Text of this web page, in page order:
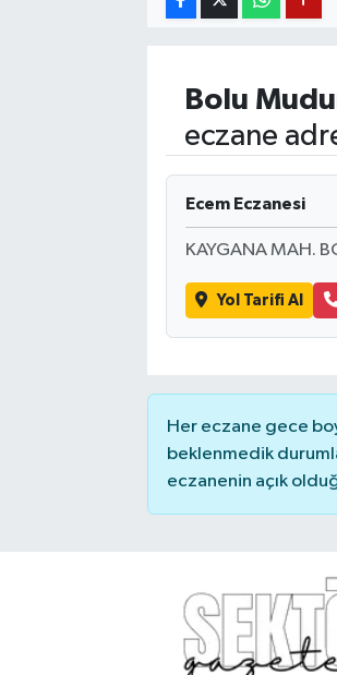
Bolu
eczane
Ecem Eczanesi
KAYGANA MAH.
Yol Tarifi Al
Her eczane gece
beklenmedik
eczanenin açık
TÜRKİYE'DE TREND HABERLER
ÖZEL HABER